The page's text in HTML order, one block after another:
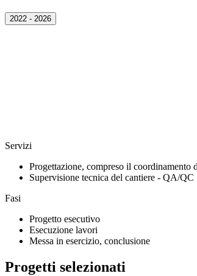
2022 - 2026
Servizi
Progettazione, compreso il coordinamento
Supervisione tecnica del cantiere - QA/QC
Fasi
Progetto esecutivo
Esecuzione lavori
Messa in esercizio, conclusione
Progetti selezionati